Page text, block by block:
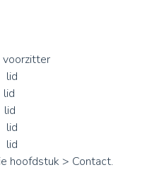
lid
lid
hoofdstuk > Contact.